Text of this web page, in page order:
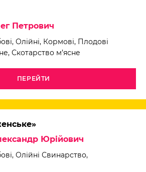
Петрович
Олійні, Кормові, Плодові
Скотарство м’ясне
ПЕРЕЙТИ
Юрійович
Олійні Свинарство,